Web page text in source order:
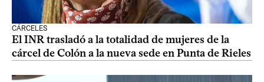
CÁRCELES
El INR trasladó a la totalidad de mujeres de la
cárcel de Colón a la nueva sede en Punta de Rieles